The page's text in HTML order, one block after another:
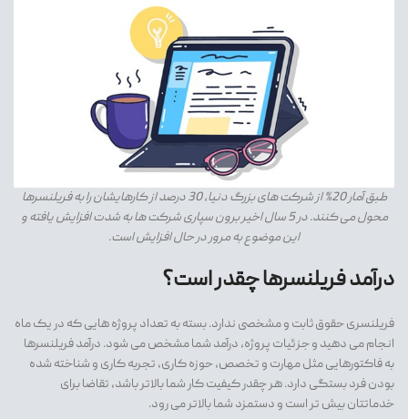
طبق آمار 20% از شرکت های بزرگ دنیا، 30 درصد از کارهایشان را به فریلنسرها
محول می کنند. در 5 سال اخیر برون سپاری شرکت ها به شدت افزایش یافته و
این موضوع به مرور در حال افزایش است.
درآمد فریلنسرها چقدر است؟
فریلنسری حقوق ثابت و مشخصی ندارد. بسته به تعداد پروژه هایی که در یک ماه
انجام می دهید و جزئیات پروژه، درآمد شما مشخص می شود. درآمد فریلنسرها
به فاکتورهایی مثل مهارت و تخصص، حوزه کاری، تجربه کاری و شناخته شده
بودن فرد بستگی دارد. هر چقدر کیفیت کار شما بالاتر باشد، تقاضا برای
خدماتتان بیش تر است و دستمزد شما بالاتر می رود.